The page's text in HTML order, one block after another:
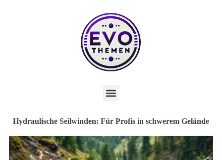
Hydraulische Seilwinden: Für Profis in schwerem Gelände